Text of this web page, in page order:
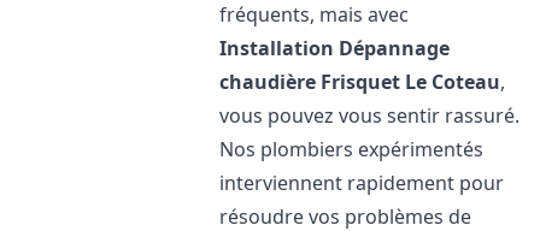
fréquents, mais avec
Installation Dépannage
chaudière Frisquet Le Coteau,
vous pouvez vous sentir rassuré.
Nos plombiers expérimentés
interviennent rapidement pour
résoudre vos problèmes de